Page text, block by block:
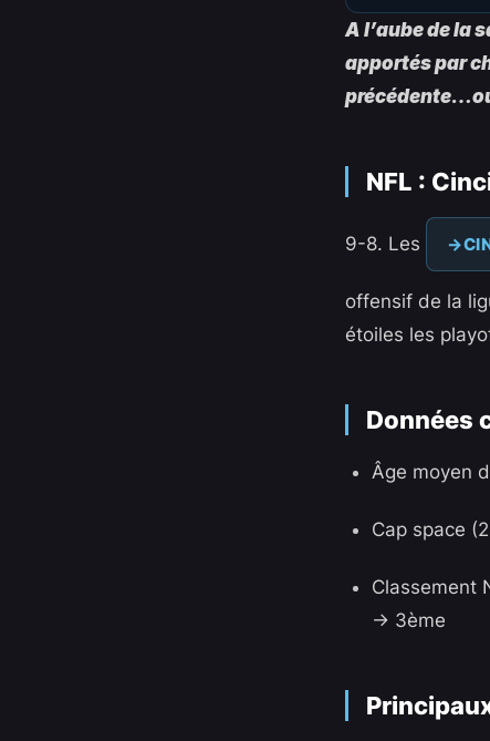
A l’aube de la
apportés par
NFL :
9-8. Les
offensif de la
étoiles les
Données
Âge moyen
Cap space
Classement
-> 3ème